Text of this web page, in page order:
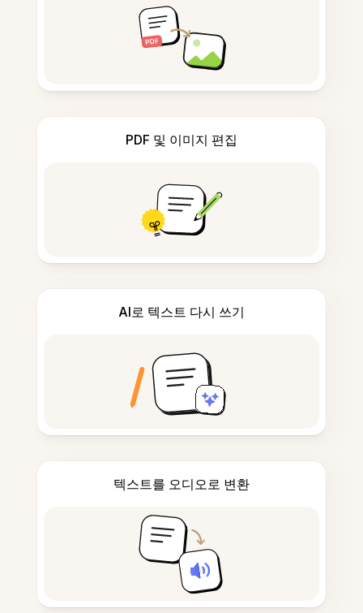
PDF 및 이미지 편집
AI로 텍스트 다시 쓰기
텍스트를 오디오로 변환